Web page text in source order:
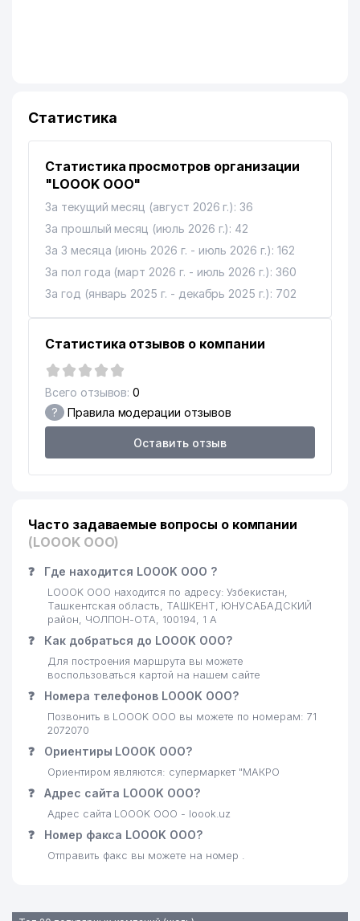
Статистика
Статистика просмотров организации
"LOOOK ООО"
За текущий месяц (август 2026 г.): 36
За прошлый месяц (июль 2026 г.): 42
За 3 месяца (июнь 2026 г. - июль 2026 г.): 162
За пол года (март 2026 г. - июль 2026 г.): 360
За год (январь 2025 г. - декабрь 2025 г.): 702
Статистика отзывов о компании
Всего отзывов: 0
? Правила модерации отзывов
Оставить отзыв
Часто задаваемые вопросы о компании
(LOOOK ООО)
❓ Где находится LOOOK ООО ?
LOOOK ООО находится по адресу: Узбекистан,
Ташкентская область, ТАШКЕНТ, ЮНУСАБАДСКИЙ
район, ЧОЛПОН-ОТА, 100194, 1 А
❓ Как добраться до LOOOK ООО?
Для построения маршрута вы можете
воспользоваться картой на нашем сайте
❓ Номера телефонов LOOOK ООО?
Позвонить в LOOOK ООО вы можете по номерам: 71
2072070
❓ Ориентиры LOOOK ООО?
Ориентиром являются: супермаркет "МАКРО
❓ Адрес сайта LOOOK ООО?
Адрес сайта LOOOK ООО - loook.uz
❓ Номер факса LOOOK ООО?
Отправить факс вы можете на номер .